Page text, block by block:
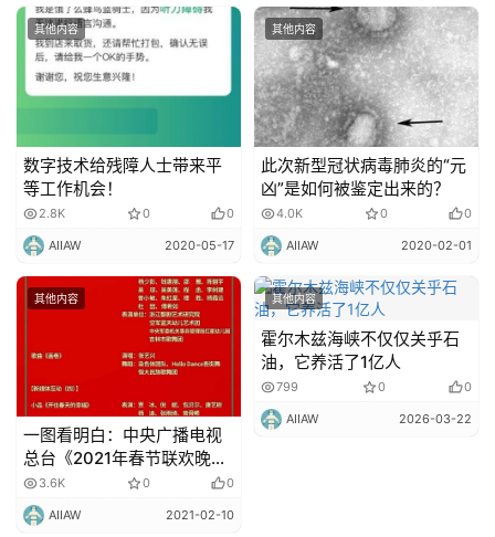
城
市
更
内
容
其他内容
数字技术给残障人士带来平
等工作机会！
2.8K 0 0
AIIAW 2020-05-17
其他内容
此次新型冠状病毒肺炎的“元
凶”是如何被鉴定出来的？
4.0K 0 0
AIIAW 2020-02-01
其他内容
一图看明白：中央广播电视
总台《2021年春节联欢晚
会》最全节目单及演员表！
3.6K 0 0
AIIAW 2021-02-10
其他内容
霍尔木兹海峡不仅仅关乎石
油，它养活了1亿人
799 0 0
AIIAW 2026-03-22